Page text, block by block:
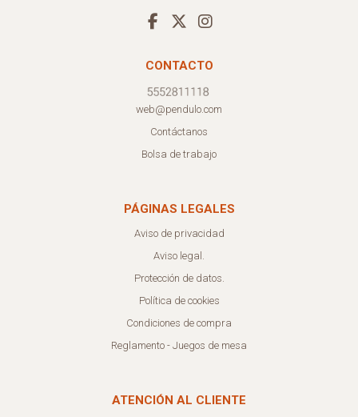
CONTACTO
web@pendulo.com
Contáctanos
Bolsa de trabajo
PÁGINAS LEGALES
Aviso de privacidad
Aviso legal.
Protección de datos.
Política de cookies
Condiciones de compra
Reglamento - Juegos de mesa
ATENCIÓN AL CLIENTE